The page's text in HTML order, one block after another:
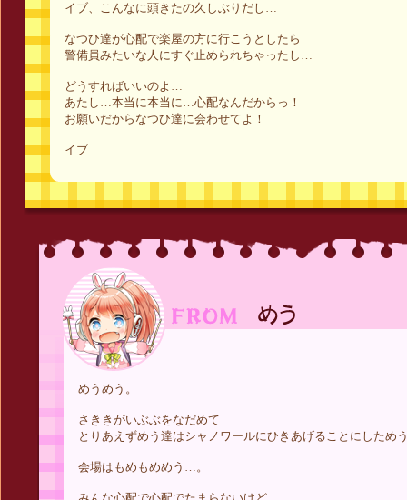
イブ、こんなに頭きたの久しぶりだし…
なつひ達が心配で楽屋の方に行こうとしたら
警備員みたいな人にすぐ止められちゃったし…
どうすればいいのよ…
あたし…本当に本当に…心配なんだからっ！
お願いだからなつひ達に会わせてよ！
イブ
めうめう。
さききがいぶぶをなだめて
とりあえずめう達はシャノワールにひきあげることにしため
会場はもめもめめう…。